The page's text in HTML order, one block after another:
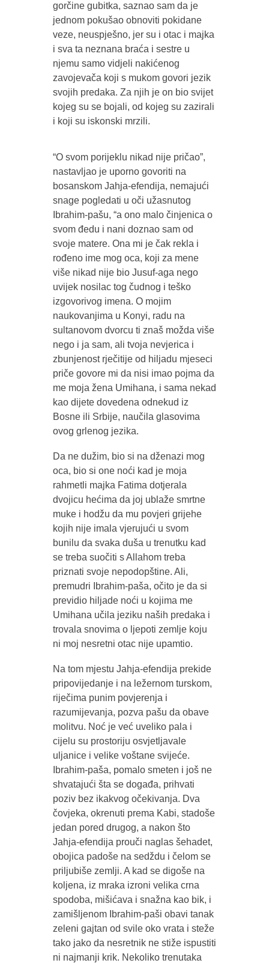
gorčine gubitka, saznao sam da je
jednom pokušao obnoviti pokidane
veze, neuspješno, jer su i otac i majka
i sva ta neznana braća i sestre u
njemu samo vidjeli nakićenog
zavojevača koji s mukom govori jezik
svojih predaka. Za njih je on bio svijet
kojeg su se bojali, od kojeg su zazirali
i koji su iskonski mrzili.
“O svom porijeklu nikad nije pričao”,
nastavljao je uporno govoriti na
bosanskom Jahja-efendija, nemajući
snage pogledati u oči užasnutog
Ibrahim-pašu, “a ono malo činjenica o
svom đedu i nani doznao sam od
svoje matere. Ona mi je čak rekla i
rođeno ime mog oca, koji za mene
više nikad nije bio Jusuf-aga nego
uvijek nosilac tog čudnog i teško
izgovorivog imena. O mojim
naukovanjima u Konyi, radu na
sultanovom dvorcu ti znaš možda više
nego i ja sam, ali tvoja nevjerica i
zbunjenost rječitije od hiljadu mjeseci
priče govore mi da nisi imao pojma da
me moja žena Umihana, i sama nekad
kao dijete dovedena odnekud iz
Bosne ili Srbije, naučila glasovima
ovog grlenog jezika.
Da ne dužim, bio si na dženazi mog
oca, bio si one noći kad je moja
rahmetli majka Fatima dotjerala
dvojicu hećima da joj ublaže smrtne
muke i hodžu da mu povjeri grijehe
kojih nije imala vjerujući u svom
bunilu da svaka duša u trenutku kad
se treba suočiti s Allahom treba
priznati svoje nepodopštine. Ali,
premudri Ibrahim-paša, očito je da si
previdio hiljade noći u kojima me
Umihana učila jeziku naših predaka i
trovala snovima o ljepoti zemlje koju
ni moj nesretni otac nije upamtio.
Na tom mjestu Jahja-efendija prekide
pripovijedanje i na ležernom turskom,
riječima punim povjerenja i
razumijevanja, pozva pašu da obave
molitvu. Noć je već uveliko pala i
cijelu su prostoriju osvjetljavale
uljanice i velike voštane svijeće.
Ibrahim-paša, pomalo smeten i još ne
shvatajući šta se događa, prihvati
poziv bez ikakvog očekivanja. Dva
čovjeka, okrenuti prema Kabi, stadoše
jedan pored drugog, a nakon što
Jahja-efendija prouči naglas šehadet,
obojica padoše na sedždu i čelom se
priljubiše zemlji. A kad se digoše na
koljena, iz mraka izroni velika crna
spodoba, mišićava i snažna kao bik, i
zamišljenom Ibrahim-paši obavi tanak
zeleni gajtan od svile oko vrata i steže
tako jako da nesretnik ne stiže ispustiti
ni najmanji krik. Nekoliko trenutaka